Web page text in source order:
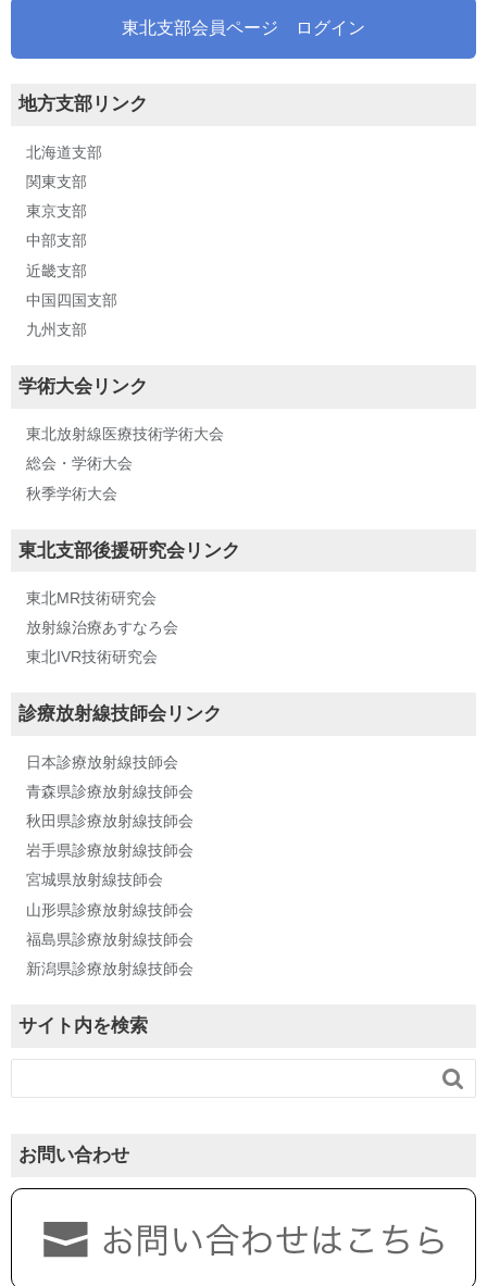
東北支部会員ページ ログイン
地方支部リンク
北海道支部
関東支部
東京支部
中部支部
近畿支部
中国四国支部
九州支部
学術大会リンク
東北放射線医療技術学術大会
総会・学術大会
秋季学術大会
東北支部後援研究会リンク
東北MR技術研究会
放射線治療あすなろ会
東北IVR技術研究会
診療放射線技師会リンク
日本診療放射線技師会
青森県診療放射線技師会
秋田県診療放射線技師会
岩手県診療放射線技師会
宮城県放射線技師会
山形県診療放射線技師会
福島県診療放射線技師会
新潟県診療放射線技師会
サイト内を検索

お問い合わせ